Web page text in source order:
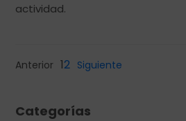
actividad.
Anterior 12 Siguiente
Categorías